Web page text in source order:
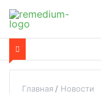
Главная Новости